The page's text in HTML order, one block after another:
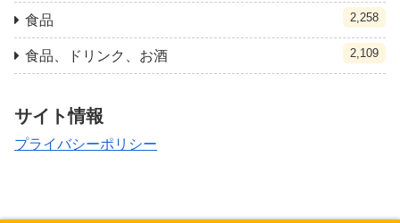
食品 2,258
食品、ドリンク、お酒 2,109
サイト情報
プライバシーポリシー